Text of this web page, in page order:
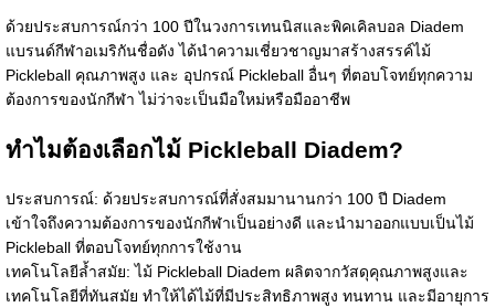
ด้วยประสบการณ์กว่า 100 ปีในวงการเทนนิสและพิคเคิลบอล Diadem
แบรนด์กีฬาอเมริกันชื่อดัง ได้นำความเชี่ยวชาญมาสร้างสรรค์ไม้
Pickleball คุณภาพสูง และ อุปกรณ์ Pickleballอื่นๆ ที่ตอบโจทย์ทุกความ
ต้องการของนักกีฬา ไม่ว่าจะเป็นมือใหม่หรือมืออาชีพ
ทำไมต้องเลือกไม้ Pickleball Diadem?
ประสบการณ์: ด้วยประสบการณ์ที่สั่งสมมานานกว่า 100 ปี Diadem
เข้าใจถึงความต้องการของนักกีฬาเป็นอย่างดี และนำมาออกแบบเป็นไม้
Pickleball ที่ตอบโจทย์ทุกการใช้งาน
เทคโนโลยีล้ำสมัย: ไม้ Pickleball Diadem ผลิตจากวัสดุคุณภาพสูงและ
เทคโนโลยีที่ทันสมัย ทำให้ได้ไม้ที่มีประสิทธิภาพสูง ทนทาน และมีอายุการ